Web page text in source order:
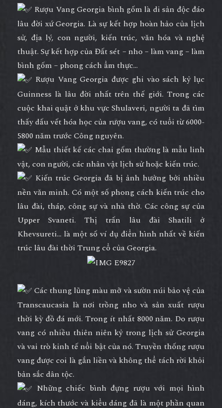
Rượu Vang Georgia bình gốm là di sản độc đáo
lâu đời xứ Georgia. Là sự kết hợp hoàn hảo của lịch
sử, địa lý, con người, kiến trúc, văn hóa và nghệ
thuật. Sự kết hợp của Đất sét – nho – làm vang – làm
bình gốm – phong cách ẩm thực…
Rượu Vang Georgia được ghi vào sách kỷ lục
Guinness là lâu đời nhất trên thế giới. Trong các
cuộc khai quật ở khu vực Shulaveri, người ta đã tìm
thấy dấu vết hóa học của rượu vang, có tuổi từ 6000-
5800 năm trước Công nguyên.
Mẫu thiết kế các chai gốm thường là mẫu linh
vật, con người, các nhân vật lịch sử hoặc kiến trúc.
Kiến trúc Georgia đã bị ảnh hưởng bởi nhiều
nền văn minh. Có một số phong cách kiến trúc cho
lâu đài, tháp, công sự và nhà thờ. Các công sự của
Upper Svaneti. Thị trấn lâu đài Shatili ở
Khevsureti… là một số ví dụ điển hình nhất về kiến
trúc lâu đài thời Trung cổ của Georgia.
Các thung lũng màu mỡ và sườn núi bảo vệ của
Transcaucasia là nơi trồng nho và sản xuất rượu
thời kỳ đồ đá mới. Trong ít nhất 8000 năm. Do rượu
vang có nhiều thiên niên kỷ trong lịch sử Georgia
và vai trò kinh tế nổi bật của nó. Truyền thống rượu
vang được coi là gắn liền và không thể tách rời khỏi
bản sắc dân tộc.
Những chiếc bình đựng rượu với mọi hình
dáng, kích thước và kiểu dáng đã là một phần quan